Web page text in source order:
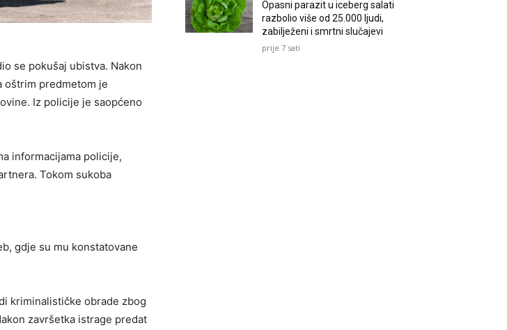
se pokušaj ubistva. Nakon
oštrim predmetom je
Iz policije je saopćeno
informacijama policije,
Tokom sukoba
gdje su mu konstatovane
kriminalističke obrade zbog
završetka istrage predat
Opasni parazit u iceberg salati
razbolio više od 25.000 ljudi,
zabilježeni i smrtni slučajevi
prije 7 sati